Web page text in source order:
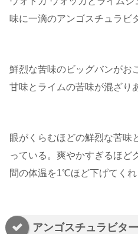
味に一滴のアンゴスチュラビ
鮮烈な苦味のビッグバンがお
甘味とライムの苦味が混ざり
眼がくらむほどの鮮烈な苦味
っている。爽やかすぎるほど
間の体温を1℃ほど下げてくれ
アンゴスチュラビタ